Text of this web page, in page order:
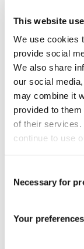
This website
We use cookies
provide social
We also share
our social
may combine it
provided to
of their services.
continue to use
Selection
Necessary for
Your
breed.
Meer
ISO 13485:2016
ISO 9001:2015
ISO 14001:2015
MDR 2017/45